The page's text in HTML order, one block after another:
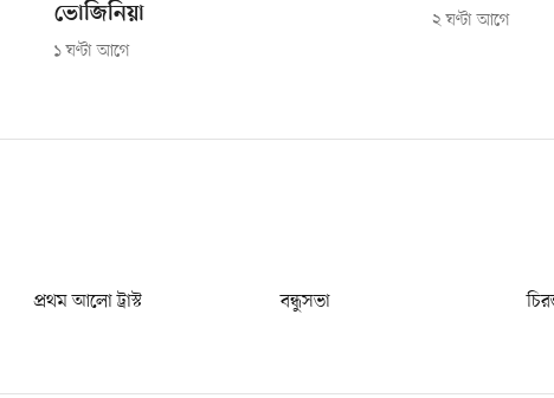
ভোজিনিয়া
১ ঘণ্টা আগে
২ ঘণ্টা আগে
প্রথম আলো ট্রাস্ট বন্ধুসভা